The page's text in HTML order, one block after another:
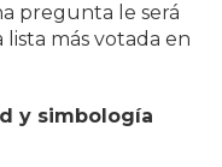
pregunta le será
más votada en
y simbología